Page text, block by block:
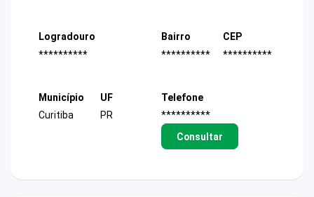
Logradouro
**********
Bairro
**********
CEP
**********
Município
Curitiba
UF
PR
Telefone
**********
Consultar